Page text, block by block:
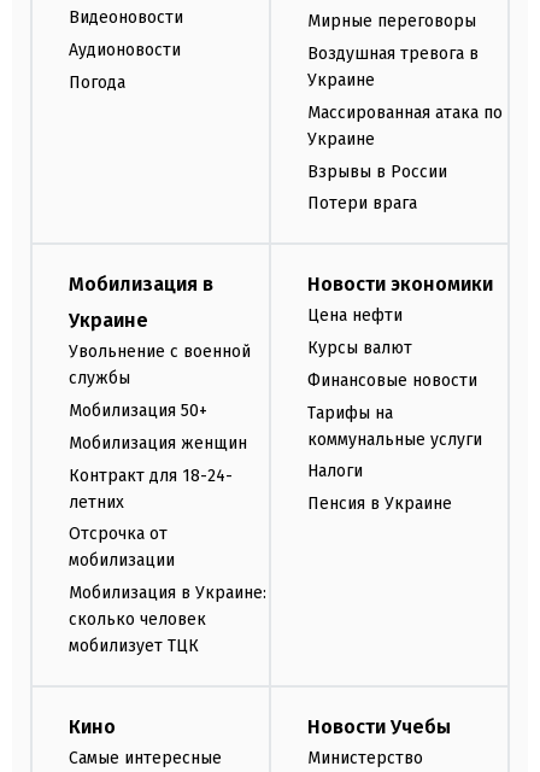
Видеоновости
Аудионовости
Погода
Мирные переговоры
Воздушная тревога в
Украине
Массированная атака по
Украине
Взрывы в России
Потери врага
Мобилизация в
Украине
Увольнение с военной
службы
Мобилизация 50+
Мобилизация женщин
Контракт для 18-24-
летних
Отсрочка от
мобилизации
Мобилизация в Украине:
сколько человек
мобилизует ТЦК
Новости экономики
Цена нефти
Курсы валют
Финансовые новости
Тарифы на
коммунальные услуги
Налоги
Пенсия в Украине
Кино
Самые интересные
Новости Учебы
Министерство